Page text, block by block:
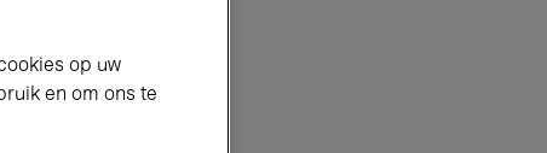
op uw
en om ons te